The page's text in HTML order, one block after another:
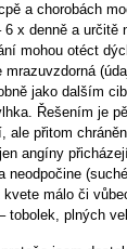
a chorobách
x denně a určitě
mohou otéct
jako dalším
Řešením je
ale přitom
angíny
málo či
tobolek, plných